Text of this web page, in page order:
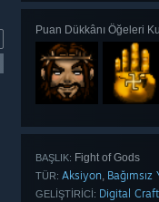
Puan Dükkânı Öğeleri
BAŞLIK: Fight of Gods
TÜR: Aksiyon, Bağımsız
GELIŞTIRICI: Digital